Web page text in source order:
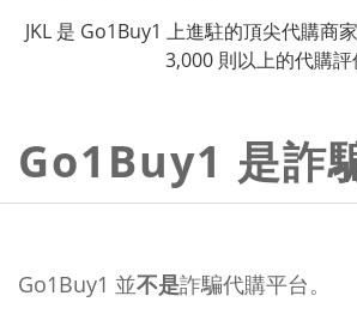
JKL 是 Go1Buy1 上進駐的頂尖代購商
3,000 則以上的代購評
Go1Buy1 是詐
Go1Buy1 並不是詐騙代購平台。